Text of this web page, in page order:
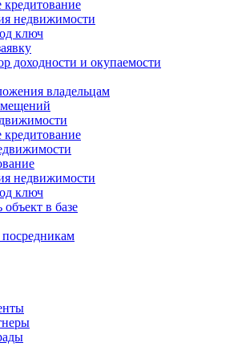
недвижимости
ключ
доходности и окупаемости
владельцам
недвижимости
ключ
объект в базе